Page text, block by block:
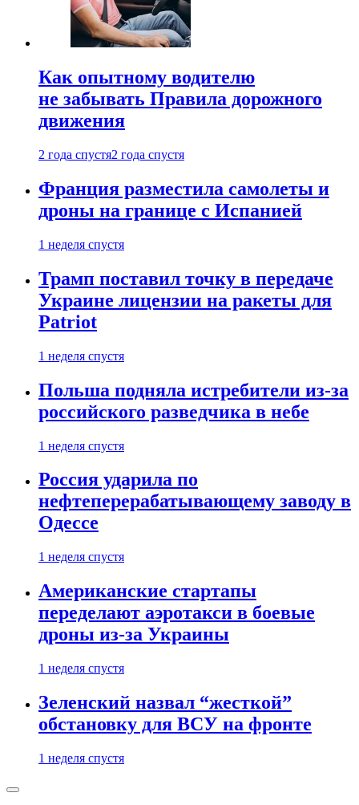
Как опытному водителю
не забывать Правила дорожного
движения
2 года спустя2 года спустя
Франция разместила самолеты и
дроны на границе с Испанией
1 неделя спустя
Трамп поставил точку в передаче
Украине лицензии на ракеты для
Patriot
1 неделя спустя
Польша подняла истребители из-за
российского разведчика в небе
1 неделя спустя
Россия ударила по
нефтеперерабатывающему заводу в
Одессе
1 неделя спустя
Американские стартапы
переделают аэротакси в боевые
дроны из-за Украины
1 неделя спустя
Зеленский назвал “жесткой”
обстановку для ВСУ на фронте
1 неделя спустя